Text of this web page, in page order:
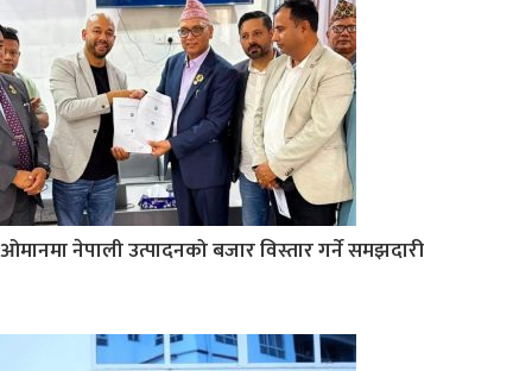
ओमानमा नेपाली उत्पादनको बजार विस्तार गर्ने समझदारी